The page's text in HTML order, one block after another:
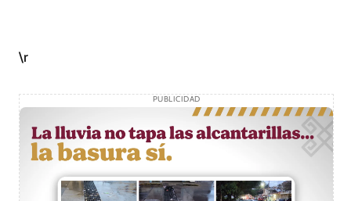
\r
PUBLICIDAD